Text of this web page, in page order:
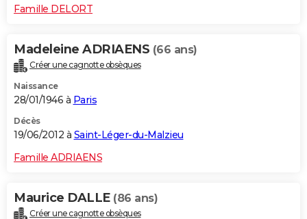
Famille DELORT
Madeleine ADRIAENS (66 ans)
Créer une cagnotte obsèques
Naissance
28/01/1946 à Paris
Décès
19/06/2012 à Saint-Léger-du-Malzieu
Famille ADRIAENS
Maurice DALLE (86 ans)
Créer une cagnotte obsèques